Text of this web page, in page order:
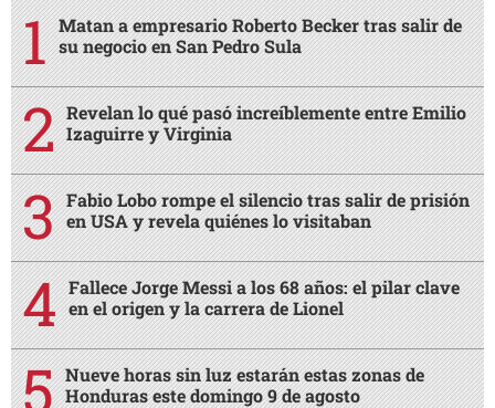
Matan a empresario Roberto Becker tras salir de
su negocio en San Pedro Sula
Revelan lo qué pasó increíblemente entre Emilio
Izaguirre y Virginia
Fabio Lobo rompe el silencio tras salir de prisión
en USA y revela quiénes lo visitaban
Fallece Jorge Messi a los 68 años: el pilar clave
en el origen y la carrera de Lionel
Nueve horas sin luz estarán estas zonas de
Honduras este domingo 9 de agosto